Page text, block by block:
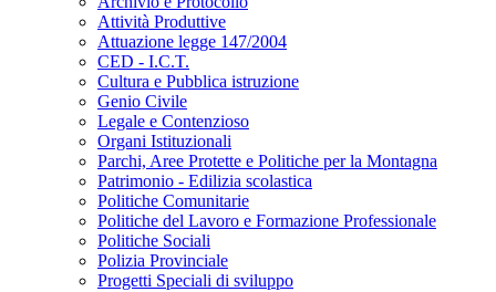
Attività Produttive
Attuazione legge 147/2004
CED - I.C.T.
Cultura e Pubblica istruzione
Genio Civile
Legale e Contenzioso
Organi Istituzionali
Parchi, Aree Protette e Politiche per la Montagna
Patrimonio - Edilizia scolastica
Politiche Comunitarie
Politiche del Lavoro e Formazione Professionale
Politiche Sociali
Polizia Provinciale
Progetti Speciali di sviluppo